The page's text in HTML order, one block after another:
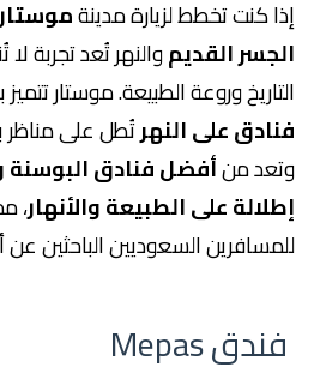
إذا كنت تخطط لزيارة مدينةموستار
الجسر القديموالنهر تُعد تجربة
التاريخ وروعة الطبيعة. موستار
فنادق على النهرتُطل على مناظر
وتعد منأفضل فنادق
إطلالة على الطبيعة والأنهار،
للمسافرين السعوديين الباحثين
فندق Mepas